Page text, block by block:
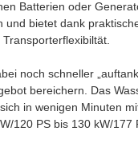
Batterien oder
bietet dank
noch schneller
bereichern. Das
in wenigen Minuten
120 PS bis 130 kW/